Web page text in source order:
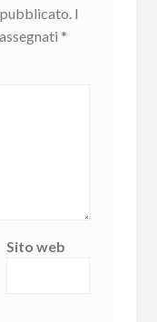
I
*
Sito web